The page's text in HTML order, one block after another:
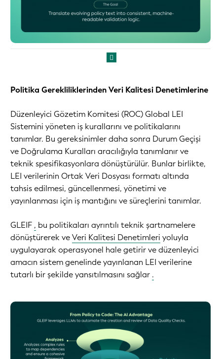
Politika Gerekliliklerinden Veri Kalitesi Denetimlerine
Düzenleyici Gözetim Komitesi (ROC) Global LEI
Sistemini yöneten iş kurallarını ve politikalarını
tanımlar. Bu gereksinimler daha sonra Durum Geçişi
ve Doğrulama Kuralları aracılığıyla tanımlanır ve
teknik spesifikasyonlara dönüştürülür. Bunlar birlikte,
LEI verilerinin Ortak Veri Dosyası formatı altında
tahsis edilmesi, güncellenmesi, yönetimi ve
yayınlanması için iş mantığını ve süreçlerini tanımlar.
GLEIF , bu politikaları ayrıntılı teknik şartnamelere
dönüştürerek veVeri Kalitesi Denetimleri yoluyla
uygulayarak operasyonel hale getirir ve düzenleyici
amacın sistem genelinde yayınlanan LEI verilerine
tutarlı bir şekilde yansıtılmasını sağlar .